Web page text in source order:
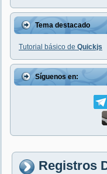
Tema destacado
Tutorial básico de Quickjs
Síguenos en:
Registros